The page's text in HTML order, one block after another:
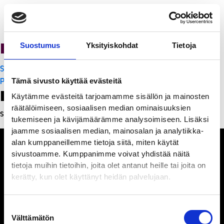
Suostumus Yksityiskohdat Tietoja
Tämä sivusto käyttää evästeitä
Käytämme evästeitä tarjoamamme sisällön ja mainosten
räätälöimiseen, sosiaalisen median ominaisuuksien
tukemiseen ja kävijämäärämme analysoimiseen. Lisäksi
jaamme sosiaalisen median, mainosalan ja analytiikka-
alan kumppaneillemme tietoja siitä, miten käytät
sivustoamme. Kumppanimme voivat yhdistää näitä
tietoja muihin tietoihin, joita olet antanut heille tai joita on
kerätty, kun olet käyttänyt heidän palvelujaan.
valinta
Välttämätön
Ravintola Sofia
Artikkelien
selaus
Sakura Teppanyaki
PanchoVilla
Leave a Reply
Sinun täytyy kirjautua sisään